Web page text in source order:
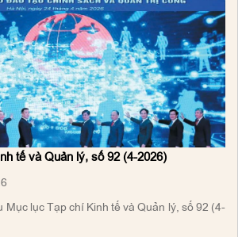
tế và Quản lý, số 92 (4-2026)
lục Tạp chí Kinh tế và Quản lý, số 92 (4-